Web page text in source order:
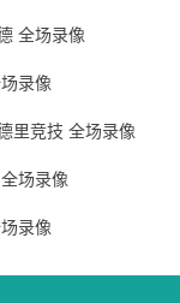
全场录像
录像
里竞技 全场录像
场录像
录像